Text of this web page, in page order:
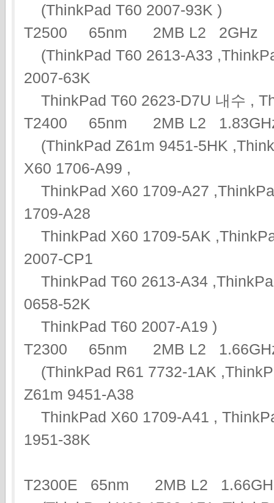
(ThinkPad T60 2007-93K )
T2500 65nm 2MB L2
(ThinkPad T60 2613-A33
2007-63K
ThinkPad T60 2623-D7U 내수 ,
T2400 65nm 2MB L2
(ThinkPad Z61m 9451-5HK
X60 1706-A99 ,
ThinkPad X60 1709-A27
1709-A28
ThinkPad X60 1709-5AK
2007-CP1
ThinkPad T60 2613-A34
0658-52K
ThinkPad T60 2007-A19 )
T2300 65nm 2MB L2
(ThinkPad R61 7732-1AK
Z61m 9451-A38
ThinkPad X60 1709-A41 ,
1951-38K
T2300E 65nm 2MB L2